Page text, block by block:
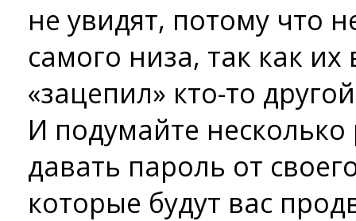
не увидят, потому что
самого низа, так как
«зацепил» кто-то
И подумайте
давать пароль от
которые будут вас